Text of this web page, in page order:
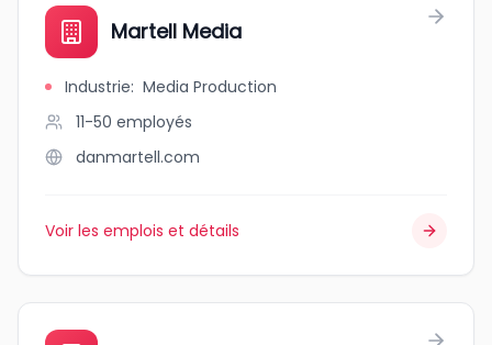
Martell Media
Industrie: Media Production
11-50 employés
danmartell.com
Voir les emplois et détails